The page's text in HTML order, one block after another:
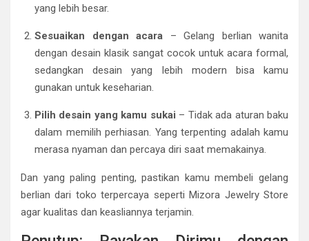
yang lebih besar.
Sesuaikan dengan acara – Gelang berlian wanita
dengan desain klasik sangat cocok untuk acara formal,
sedangkan desain yang lebih modern bisa kamu
gunakan untuk keseharian.
Pilih desain yang kamu sukai – Tidak ada aturan baku
dalam memilih perhiasan. Yang terpenting adalah kamu
merasa nyaman dan percaya diri saat memakainya.
Dan yang paling penting, pastikan kamu membeli gelang
berlian dari toko terpercaya seperti Mizora Jewelry Store
agar kualitas dan keasliannya terjamin.